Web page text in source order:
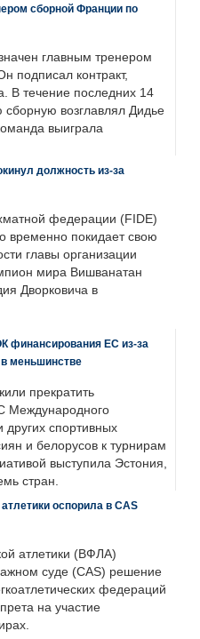
сборной Франции по
главным тренером
подписал контракт,
В течение последних 14
возглавлял Дидье
выиграла
должность из-за
федерации (FIDE)
временно покидает свою
главы организации
мира Вишванатан
Дворковича в
финансирования ЕС из-за
в меньшинстве
прекратить
Международного
спортивных
и белорусов к турнирам
выступила Эстония,
стран.
оспорила в CAS
атлетики (ВФЛА)
суде (CAS) решение
федераций
на участие